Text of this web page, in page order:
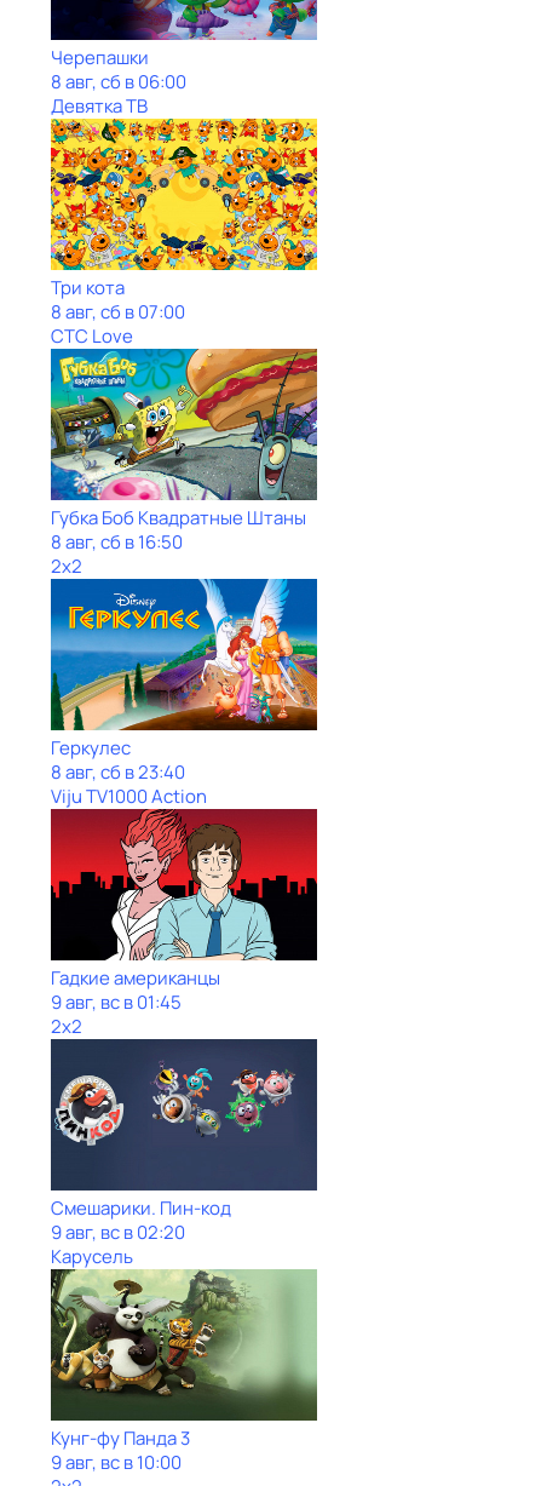
Черепашки
8 авг, сб в 06:00
Девятка ТВ
Три кота
8 авг, сб в 07:00
СТС Love
Губка Боб Квадратные Штаны
8 авг, сб в 16:50
2x2
Геркулес
8 авг, сб в 23:40
Viju TV1000 Action
Гадкие американцы
9 авг, вс в 01:45
2x2
Смешарики. Пин-код
9 авг, вс в 02:20
Карусель
Кунг-фу Панда 3
9 авг, вс в 10:00